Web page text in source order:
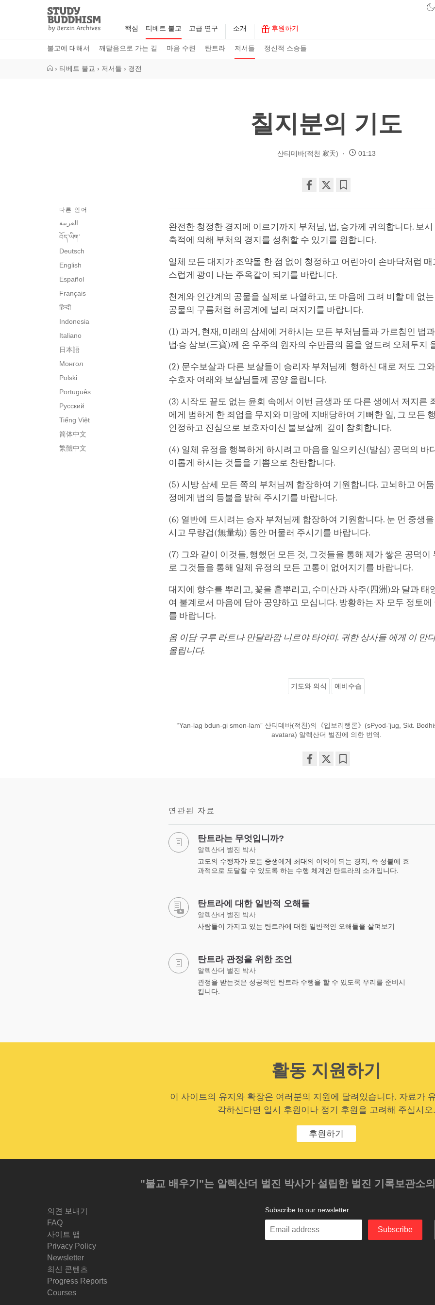
Study
Buddhism
Home
핵심 티베트 불교
불교에 대해서 깨달음으로 가는 길 마음 수련 탄트라 저서들 정신적 스승들
고급 연구 소개 후원하기
› 티베트 불교 › 저서들 › 경전
칠지분의 기도
샨티데바(적천 寂天) 01:13
on
facebook
다른 언어
العربية
བོད་ཡིག་
Deutsch
English
Español
Français
हिन्दी
Indonesia
Italiano
日本語
Монгол
Polski
Português
Русский
Tiếng Việt
简体中文
繁體中文
완전한 청정한 경지에 이르기까지 부처님, 법, 승가께 귀의합니다. 보시
축적에 의해 부처의 경지를 성취할 수 있기를 원합니다.
일체 모든 대지가 조약돌 한 점 없이 청정하고 어린아이 손바닥처럼 매
스럽게 광이 나는 주옥같이 되기를 바랍니다.
천계와 인간계의 공물을 실제로 나열하고, 또 마음에 그려 비할 데 없
공물의 구름처럼 허공계에 널리 퍼지기를 바랍니다.
(1) 과거, 현재, 미래의 삼세에 거하시는 모든 부처님들과 가르침인 법과
법·승 삼보(三寶)께 온 우주의 원자의 수만큼의 몸을 엎드려 오체투지
(2) 문수보살과 다른 보살들이 승리자 부처님께 행하신 대로 저도 그
수호자 여래와 보살님들께 공양 올립니다.
(3) 시작도 끝도 없는 윤회 속에서 이번 금생과 또 다른 생에서 저지른
에게 범하게 한 죄업을 무지와 미망에 지배당하여 기뻐한 일, 그 모든
인정하고 진심으로 보호자이신 불보살께 깊이 참회합니다.
(4) 일체 유정을 행복하게 하시려고 마음을 일으키신(발심) 공덕의 바
이롭게 하시는 것들을 기쁨으로 찬탄합니다.
(5) 시방 삼세 모든 쪽의 부처님께 합장하여 기원합니다. 고뇌하고 어
정에게 법의 등불을 밝혀 주시기를 바랍니다.
(6) 열반에 드시려는 승자 부처님께 합장하여 기원합니다. 눈 먼 중생
시고 무량겁(無量劫) 동안 머물러 주시기를 바랍니다.
(7) 그와 같이 이것들, 행했던 모든 것, 그것들을 통해 제가 쌓은 공덕이
로 그것들을 통해 일체 유정의 모든 고통이 없어지기를 바랍니다.
대지에 향수를 뿌리고, 꽃을 흩뿌리고, 수미산과 사주(四洲)와 달과 태
여 불계로서 마음에 담아 공양하고 모십니다. 방황하는 자 모두 정토에
를 바랍니다.
옴 이담 구루 라트나 만달라깜 니르야 타야미. 귀한 상사들 에게 이 만
올립니다.
기도와 의식 예비수습
“Yan-lag bdun-gi smon-lam” 샨티데바(적천)의《입보리행론》(sPyod-'jug, Skt.
avatara) 알렉산더 벌진에 의한 번역.
연관된 자료
탄트라는 무엇입니까?
알렉산더 벌진 박사
고도의 수행자가 모든 중생에게 최대의 이익이 되는 경지, 즉 성불에 효
과적으로 도달할 수 있도록 하는 수행 체계인 탄트라의 소개입니다.
탄트라에 대한 일반적 오해들
알렉산더 벌진 박사
사람들이 가지고 있는 탄트라에 대한 일반적인 오해들을 살펴보기
탄트라 관정을 위한 조언
알렉산더 벌진 박사
관정을 받는것은 성공적인 탄트라 수행을 할 수 있도록 우리를 준비시
킵니다.
활동 지원하기
이 사이트의 유지와 확장은 여러분의 지원에 달려있습니다. 자료가
각하신다면 일시 후원이나 정기 후원을 고려해 주십시오.
후원하기
"불교 배우기"는 알렉산더 벌진 박사가 설립한 벌진 기록보관소
의견 보내기
FAQ
사이트 맵
Privacy Policy
Newsletter
최신 콘텐츠
Progress Reports
Courses
Subscribe to our newsletter
Enter
Subscribe